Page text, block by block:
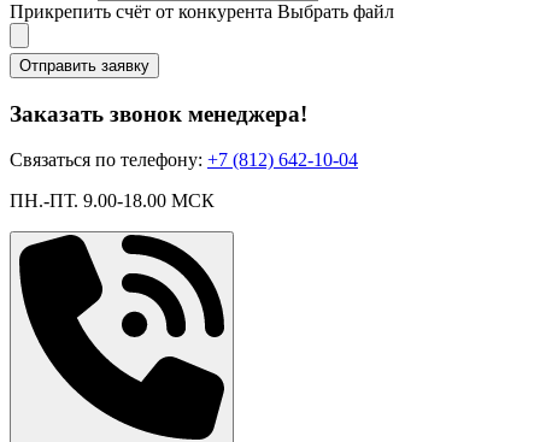
Прикрепить счёт от конкурента Выбрать файл
Отправить заявку
Заказать звонок менеджера!
Связаться по телефону: +7 (812) 642-10-04
ПН.-ПТ. 9.00-18.00 МСК